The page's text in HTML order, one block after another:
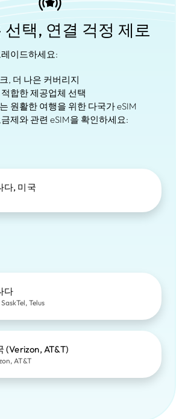
선택, 연결 걱정 제로
이드하세요:
, 더 나은 커버리지
합한 제공업체 선택
원활한 여행을 위한 다국가 eSIM
제와 관련 eSIM을 확인하세요:
다, 미국
다
Telus
(Verizon, AT&T)
AT&T